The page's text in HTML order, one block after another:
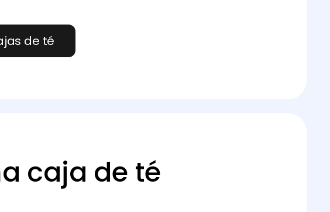
de té
caja de té